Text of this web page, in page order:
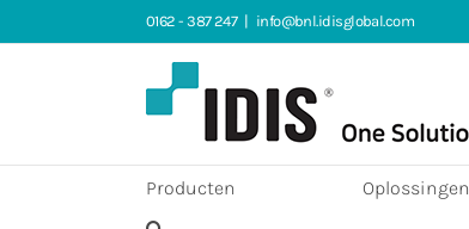
naar
0162 - 387 247 | info@bnl.idisglobal.com
Producten Oplossingen